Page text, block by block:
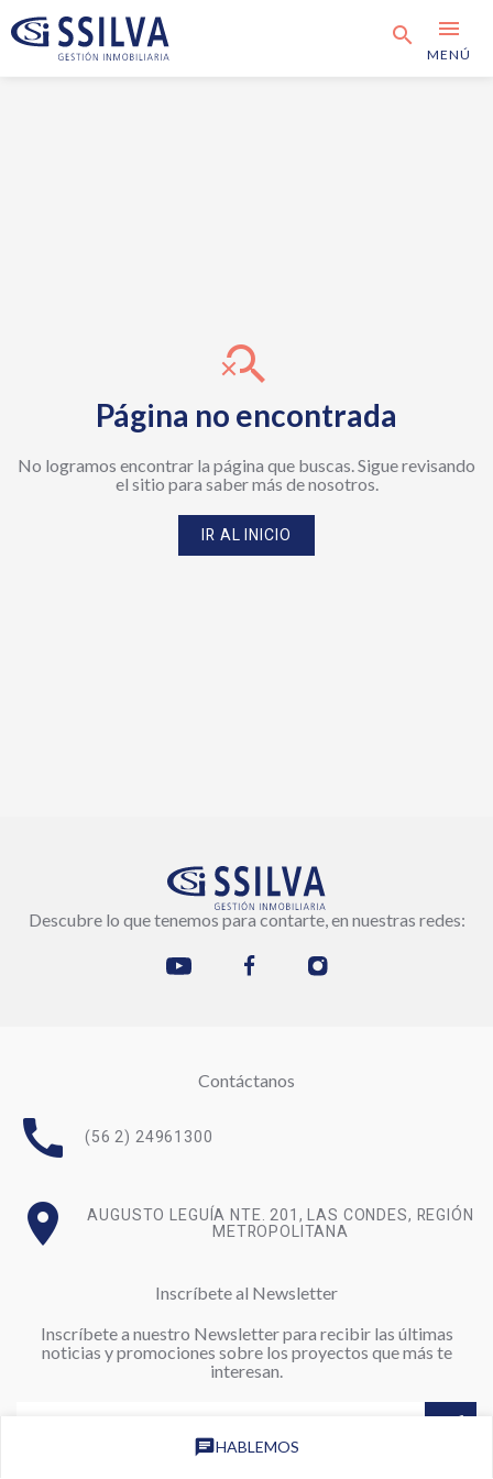
search menu
MENÚ
chatHABLEMOS
search_off
Página no encontrada
No logramos encontrar la página que buscas. Sigue revisando
el sitio para saber más de nosotros.
IR AL INICIO
Descubre lo que tenemos para contarte, en nuestras redes:
Contáctanos
call (56 2) 24961300
room AUGUSTO LEGUÍA NTE. 201, LAS CONDES, REGIÓN
METROPOLITANA
Inscríbete al Newsletter
Inscríbete a nuestro Newsletter para recibir las últimas
noticias y promociones sobre los proyectos que más te
interesan.